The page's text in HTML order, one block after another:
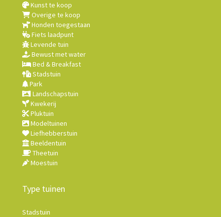
Kunst te koop
Overige te koop
Honden toegestaan
Fiets laadpunt
Levende tuin
Bewust met water
Bed & Breakfast
Stadstuin
Park
Landschapstuin
Kwekerij
Pluktuin
Modeltuinen
Liefhebberstuin
Beeldentuin
Theetuin
Moestuin
Type tuinen
Stadstuin